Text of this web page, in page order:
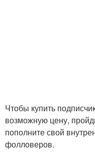
Чтобы купить
возможную цену,
пополните свой
фолловеров.